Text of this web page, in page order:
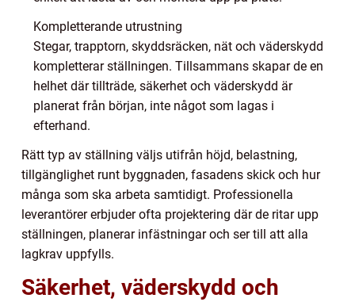
Kompletterande utrustning
Stegar, trapptorn, skyddsräcken, nät och väderskydd
kompletterar ställningen. Tillsammans skapar de en
helhet där tillträde, säkerhet och väderskydd är
planerat från början, inte något som lagas i
efterhand.
Rätt typ av ställning väljs utifrån höjd, belastning,
tillgänglighet runt byggnaden, fasadens skick och hur
många som ska arbeta samtidigt. Professionella
leverantörer erbjuder ofta projektering där de ritar upp
ställningen, planerar infästningar och ser till att alla
lagkrav uppfylls.
Säkerhet, väderskydd och